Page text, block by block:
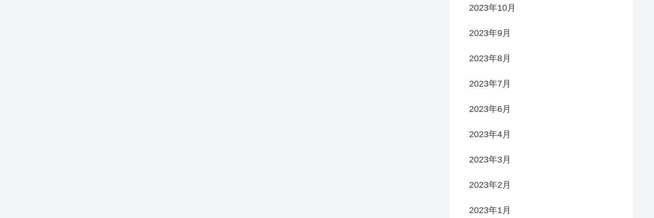
2023年10月
2023年9月
2023年8月
2023年7月
2023年6月
2023年4月
2023年3月
2023年2月
2023年1月